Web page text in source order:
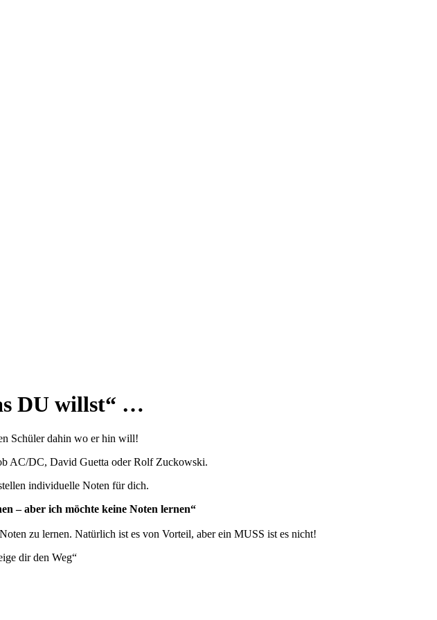
DU willst“ …
Schüler dahin wo er hin will!
AC/DC, David Guetta oder Rolf Zuckowski.
individuelle Noten für dich.
– aber ich möchte keine Noten lernen“
zu lernen. Natürlich ist es von Vorteil, aber ein MUSS ist es nicht!
dir den Weg“